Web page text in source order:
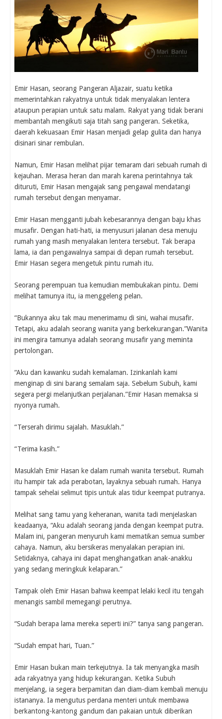
Emir Hasan, seorang Pangeran Aljazair, suatu ketika
memerintahkan rakyatnya untuk tidak menyalakan lentera
ataupun perapian untuk satu malam. Rakyat yang tidak berani
membantah mengikuti saja titah sang pangeran. Seketika,
daerah kekuasaan Emir Hasan menjadi gelap gulita dan hanya
disinari sinar rembulan.
Namun, Emir Hasan melihat pijar temaram dari sebuah rumah di
kejauhan. Merasa heran dan marah karena perintahnya tak
dituruti, Emir Hasan mengajak sang pengawal mendatangi
rumah tersebut dengan menyamar.
Emir Hasan mengganti jubah kebesarannya dengan baju khas
musafir. Dengan hati-hati, ia menyusuri jalanan desa menuju
rumah yang masih menyalakan lentera tersebut. Tak berapa
lama, ia dan pengawalnya sampai di depan rumah tersebut.
Emir Hasan segera mengetuk pintu rumah itu.
Seorang perempuan tua kemudian membukakan pintu. Demi
melihat tamunya itu, ia menggeleng pelan.
“Bukannya aku tak mau menerimamu di sini, wahai musafir.
Tetapi, aku adalah seorang wanita yang berkekurangan.”Wanita
ini mengira tamunya adalah seorang musafir yang meminta
pertolongan.
“Aku dan kawanku sudah kemalaman. Izinkanlah kami
menginap di sini barang semalam saja. Sebelum Subuh, kami
segera pergi melanjutkan perjalanan.”Emir Hasan memaksa si
nyonya rumah.
“Terserah dirimu sajalah. Masuklah.”
“Terima kasih.”
Masuklah Emir Hasan ke dalam rumah wanita tersebut. Rumah
itu hampir tak ada perabotan, layaknya sebuah rumah. Hanya
tampak sehelai selimut tipis untuk alas tidur keempat putranya.
Melihat sang tamu yang keheranan, wanita tadi menjelaskan
keadaanya, “Aku adalah seorang janda dengan keempat putra.
Malam ini, pangeran menyuruh kami mematikan semua sumber
cahaya. Namun, aku bersikeras menyalakan perapian ini.
Setidaknya, cahaya ini dapat menghangatkan anak-anakku
yang sedang meringkuk kelaparan.”
Tampak oleh Emir Hasan bahwa keempat lelaki kecil itu tengah
menangis sambil memegangi perutnya.
“Sudah berapa lama mereka seperti ini?” tanya sang pangeran.
“Sudah empat hari, Tuan.”
Emir Hasan bukan main terkejutnya. Ia tak menyangka masih
ada rakyatnya yang hidup kekurangan. Ketika Subuh
menjelang, ia segera berpamitan dan diam-diam kembali menuju
istananya. Ia mengutus perdana menteri untuk membawa
berkantong-kantong gandum dan pakaian untuk diberikan